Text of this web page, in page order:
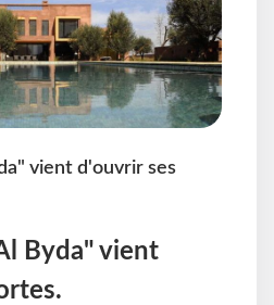
vient d'ouvrir ses
Byda" vient